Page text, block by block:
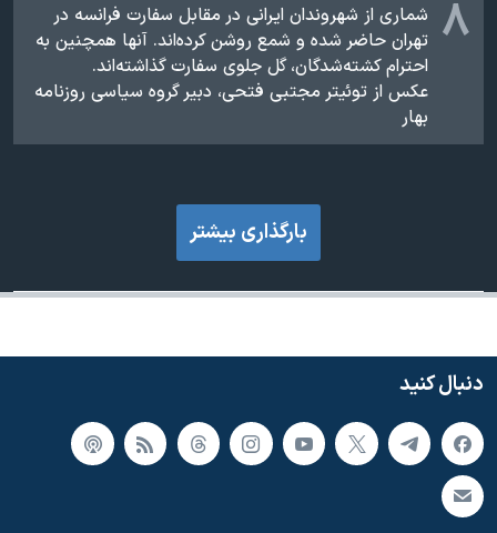
۸ شماری از شهروندان ایرانی در مقابل سفارت فرانسه در
تهران حاضر شده و شمع روشن کرده‌اند. آنها همچنین به
احترام کشته‌شدگان، گل جلوی سفارت گذاشته‌اند.
عکس از توئیتر مجتبی فتحی، دبیر گروه سیاسی روزنامه
بهار
بارگذاری بیشتر
دنبال کنید